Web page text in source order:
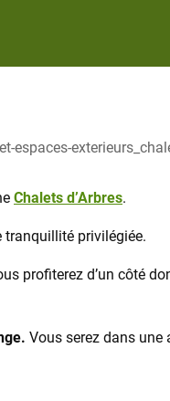
Chalets d’Arbres.
tranquillité privilégiée.
profiterez d’un côté
Vous serez dans une